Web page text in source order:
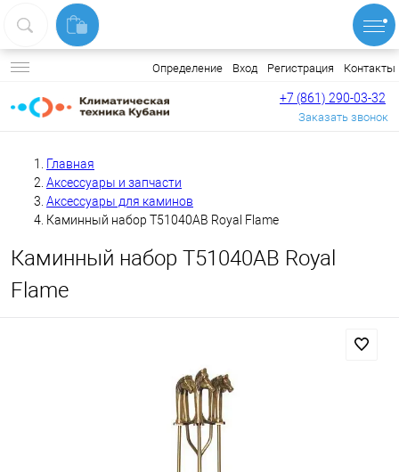
Определение Вход Регистрация Контакты
+7 (861) 290-03-32
Заказать звонок
Главная
Аксессуары и запчасти
Аксессуары для каминов
Каминный набор Т51040АВ Royal Flame
Каминный набор Т51040АВ Royal
Flame